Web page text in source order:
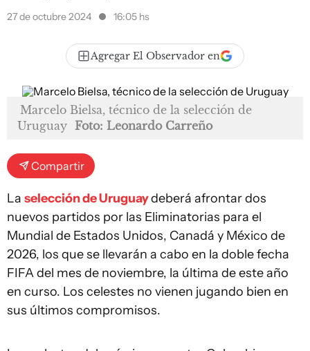
27 de octubre 2024 16:05 hs
Agregar El Observador en
Marcelo Bielsa, técnico de la selección de
Uruguay Foto: Leonardo Carreño
Compartir
La selección de Uruguaydeberá afrontar dos
nuevos partidos por las Eliminatorias para el
Mundial de Estados Unidos, Canadá y México de
2026, los que se llevarán a cabo en la doble fecha
FIFA del mes de noviembre, la última de este año
en curso. Los celestes no vienen jugando bien en
sus últimos compromisos.